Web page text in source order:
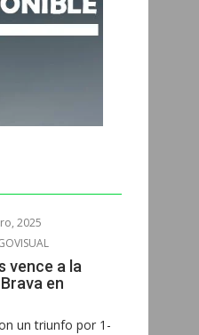
2025
vence a la
en
un triunfo por 1-